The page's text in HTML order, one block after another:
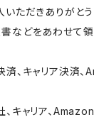
ただきありがとう
などをあわせて
済、キャリア決済
、キャリア、